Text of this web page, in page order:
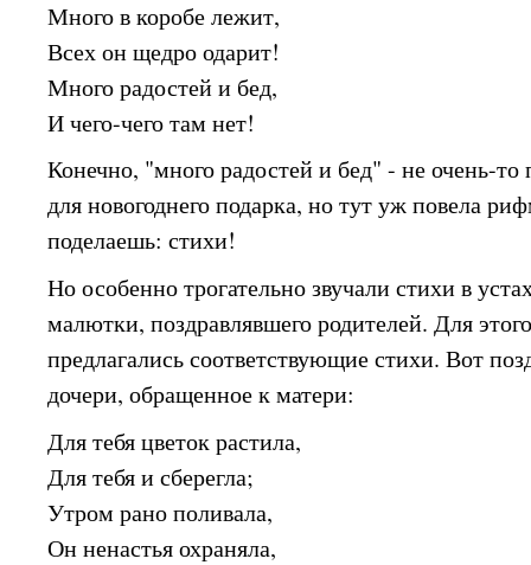
Много в коробе лежит,
Всех он щедро одарит!
Много радостей и бед,
И чего-чего там нет!
Конечно, "много радостей и бед" - не очень-то
для новогоднего подарка, но тут уж повела
поделаешь: стихи!
Но особенно трогательно звучали стихи в
малютки, поздравлявшего родителей. Для
предлагались соответствующие стихи. Вот
дочери, обращенное к матери:
Для тебя цветок растила,
Для тебя и сберегла;
Утром рано поливала,
Он ненастья охраняла,